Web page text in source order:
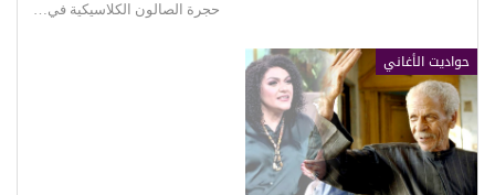
حجرة الصالون الكلاسيكية في…
حواديت الأغاني